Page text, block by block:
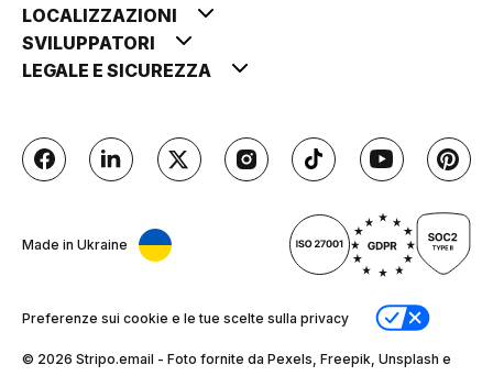
LOCALIZZAZIONI
SVILUPPATORI
LEGALE E SICUREZZA
Made in Ukraine
Preferenze sui cookie e le tue scelte sulla privacy
© 2026 Stripо.email - Foto fornite da Pexels, Freepik, Unsplash e